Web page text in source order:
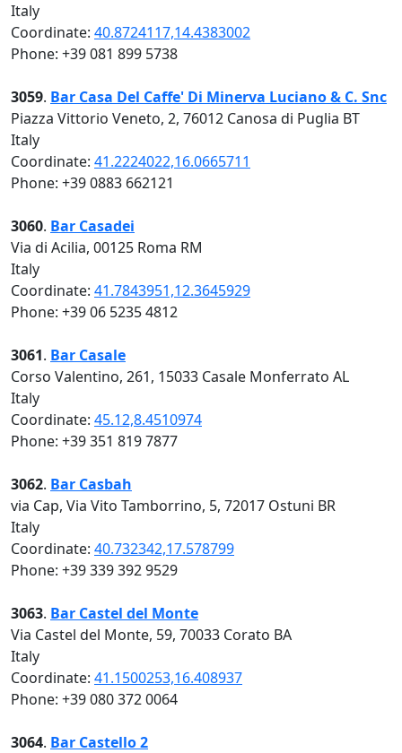
Italy
Coordinate: 40.8724117,14.4383002
Phone: +39 081 899 5738
3059. Bar Casa Del Caffe' Di Minerva Luciano & C. Snc
Piazza Vittorio Veneto, 2, 76012 Canosa di Puglia BT
Italy
Coordinate: 41.2224022,16.0665711
Phone: +39 0883 662121
3060. Bar Casadei
Via di Acilia, 00125 Roma RM
Italy
Coordinate: 41.7843951,12.3645929
Phone: +39 06 5235 4812
3061. Bar Casale
Corso Valentino, 261, 15033 Casale Monferrato AL
Italy
Coordinate: 45.12,8.4510974
Phone: +39 351 819 7877
3062. Bar Casbah
via Cap, Via Vito Tamborrino, 5, 72017 Ostuni BR
Italy
Coordinate: 40.732342,17.578799
Phone: +39 339 392 9529
3063. Bar Castel del Monte
Via Castel del Monte, 59, 70033 Corato BA
Italy
Coordinate: 41.1500253,16.408937
Phone: +39 080 372 0064
3064. Bar Castello 2